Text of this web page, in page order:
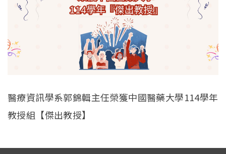
醫療資訊學系郭錦輯主任榮獲中國醫藥大學114學年
教授組【傑出教授】